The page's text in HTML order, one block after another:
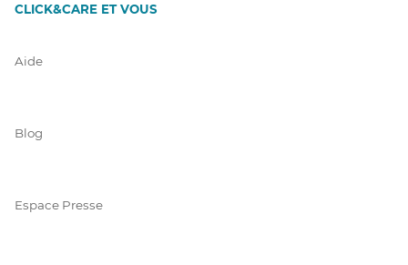
CLICK&CARE ET VOUS
Aide
Blog
Espace Presse